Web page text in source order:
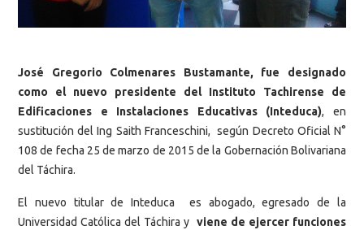
José Gregorio Colmenares Bustamante, fue designado
como el nuevo presidente del Instituto Tachirense de
Edificaciones e Instalaciones Educativas (Inteduca), en
sustitución del Ing Saith Franceschini, según Decreto Oficial N°
108 de fecha 25 de marzo de 2015 de la Gobernación Bolivariana
del Táchira.
El nuevo titular de Inteduca es abogado, egresado de la
Universidad Católica del Táchira y viene de ejercer funciones